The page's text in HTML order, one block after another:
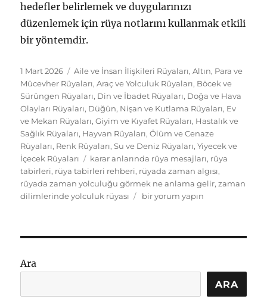
hedefler belirlemek ve duygularınızı
düzenlemek için rüya notlarını kullanmak etkili
bir yöntemdir.
Yayın
tarihi
1 Mart 2026 Kategoriler
Aile ve İnsan İlişkileri Rüyaları,Altın, Para ve
Mücevher Rüyaları,Araç ve Yolculuk Rüyaları, Böcek ve
Sürüngen Rüyaları, Din ve İbadet Rüyaları, Doğa ve Hava
Olayları Rüyaları, Düğün, Nişan ve Kutlama Rüyaları, Ev
ve Mekan Rüyaları,Giyim ve Kıyafet Rüyaları, Hastalık ve
Sağlık Rüyaları, Hayvan Rüyaları,Ölüm ve Cenaze
Rüyaları, Renk Rüyaları,Su ve Deniz Rüyaları,Yiyecek ve
İçecek Rüyaları
Etiketler
karar anlarında rüya mesajları, rüya
tabirleri, rüya tabirleri rehberi, rüyada zaman algısı,
rüyada zaman yolculuğu görmek ne anlama gelir,zaman
dilimlerinde yolculuk rüyası
Rüyada
Algısı
için
bir yorum yapın
Ara
ARA